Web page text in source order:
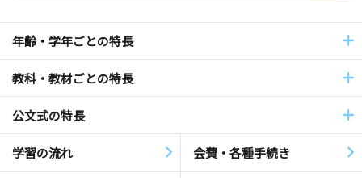
年齢・学年ごとの特長
教科・教材ごとの特長
公文式の特長
学習の流れ 会費・各種手続き